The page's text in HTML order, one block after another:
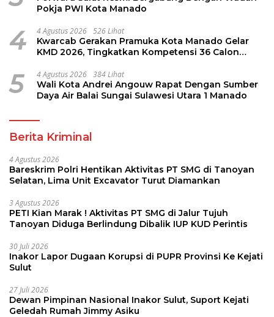
Pokja PWI Kota Manado
4 4 Agustus 2026 526 Lihat
Kwarcab Gerakan Pramuka Kota Manado Gelar
KMD 2026, Tingkatkan Kompetensi 36 Calon
5 4 Agustus 2026 384 Lihat
Wali Kota Andrei Angouw Rapat Dengan Sumber
Daya Air Balai Sungai Sulawesi Utara 1 Manado
Berita Kriminal
4 Agustus 2026
Bareskrim Polri Hentikan Aktivitas PT SMG di Tanoyan
Selatan, Lima Unit Excavator Turut Diamankan
3 Agustus 2026
PETI Kian Marak ! Aktivitas PT SMG di Jalur Tujuh
Tanoyan Diduga Berlindung Dibalik IUP KUD Perintis
30 Juli 2026
Inakor Lapor Dugaan Korupsi di PUPR Provinsi Ke Kejati
Sulut
27 Juli 2026
Dewan Pimpinan Nasional Inakor Sulut, Suport Kejati
Geledah Rumah Jimmy Asiku